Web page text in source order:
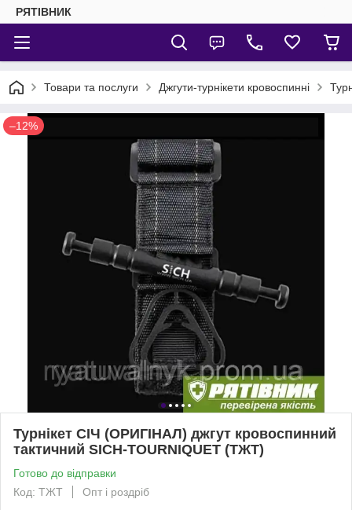
РЯТІВНИК
Товари та послуги Джгути-турнікети кровоспинні
–12%
Турнікет СІЧ (ОРИГІНАЛ) джгут кровоспинний
тактичний SICH-TOURNIQUET (ТЖТ)
Готово до відправки
Код: ТЖТ
Опт і роздріб